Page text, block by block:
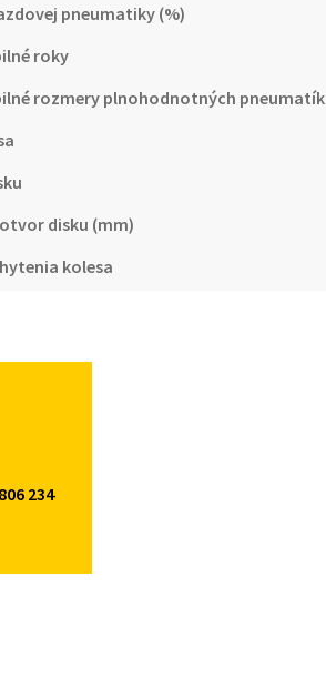
pneumatiky (%)
roky
rozmery plnohodnotných pneumatík
disku (mm)
kolesa
234